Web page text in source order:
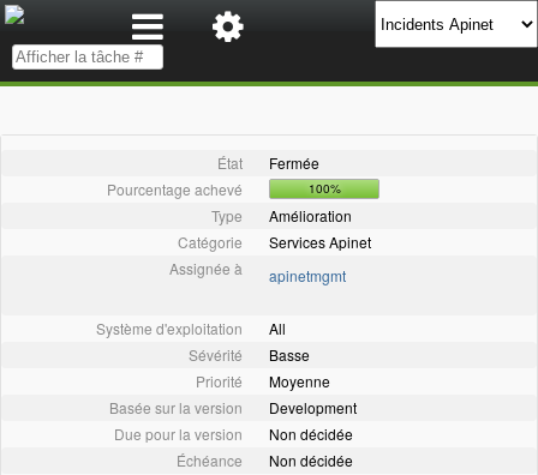
État
Fermée
Pourcentage achevé
100%
Type
Amélioration
Catégorie
Services Apinet
Assignée à
apinetmgmt
Système d'exploitation
All
Sévérité
Basse
Priorité
Moyenne
Basée sur la version
Development
Due pour la version
Non décidée
Échéance
Non décidée